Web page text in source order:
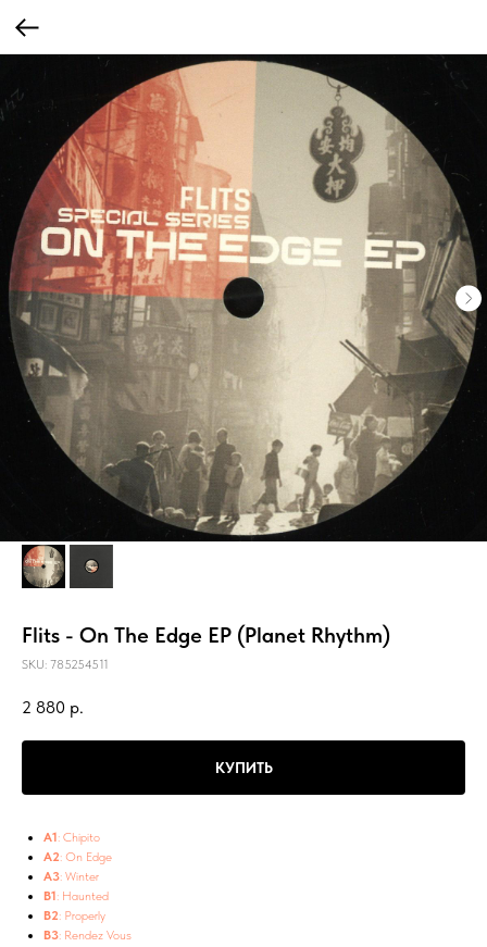
Flits - On The Edge EP (Planet Rhythm)
SKU: 785254511
2 880 р.
КУПИТЬ
A1: Chipito
A2: On Edge
A3: Winter
B1: Haunted
B2: Properly
B3: Rendez Vous